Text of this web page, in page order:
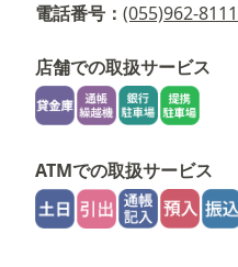
電話番号： (055)962-8111
店舗での取扱サービス
ATMでの取扱サービス